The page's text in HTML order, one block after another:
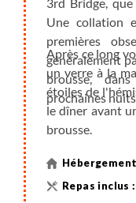
Une collation
premières
généralement
brousse,
prochaines
Après ce long
un verre à la
étoiles de
le dîner avant
brousse.